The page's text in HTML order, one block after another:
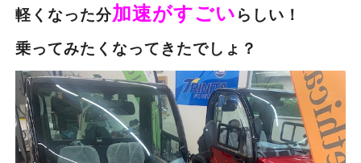
軽くなった分加速がすごい らしい！
乗ってみたくなってきたでしょ？